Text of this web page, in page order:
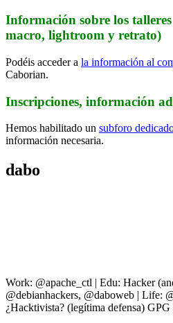
Información sobre los
macro, lightroom y retrato)
Podéis acceder a la información al
Caborian.
Inscripciones, información
Hemos habilitado un subforo
información necesaria.
dabo
Work: @apache_ctl | Edu: Hacker
@debianhackers, @daboweb | Life:
¿Hacktivista? (legítima defensa)